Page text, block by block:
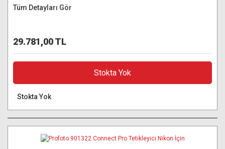
Tüm Detayları Gör
29.781,00 TL
Stokta Yok
Stokta Yok